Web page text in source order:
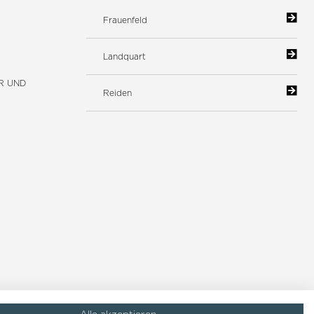
UND
Frauenfeld
Landquart
Reiden